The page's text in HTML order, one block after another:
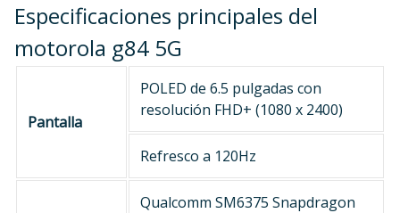
Especificaciones principales del
motorola g84 5G
Pantalla
POLED de 6.5 pulgadas con
resolución FHD+ (1080 x 2400)
Refresco a 120Hz
Qualcomm SM6375 Snapdragon